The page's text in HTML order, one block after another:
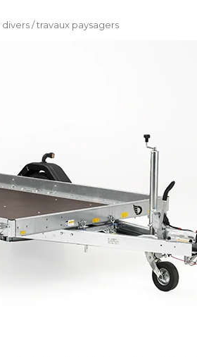
/ travaux paysagers